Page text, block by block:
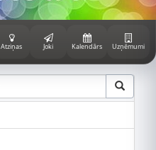
Atziņas Joki Kalendārs Uzņēmumi